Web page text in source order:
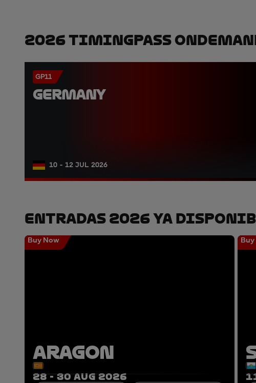
2026 TimingPass
GP11
GERMANY
10 - 12 JUL 2026
Entradas 2026 Ya
Buy Now
ARAGON
28 - 30 AUG 2026